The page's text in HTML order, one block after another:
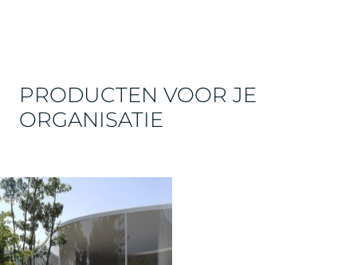
PRODUCTEN VOOR JE
ORGANISATIE